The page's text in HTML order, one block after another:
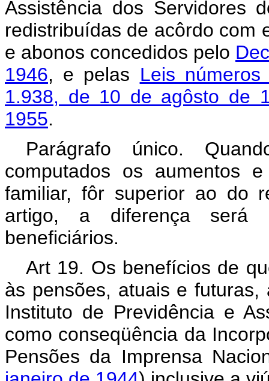
Assistência dos
redistribuídas de acôrdo com
e abonos concedidos pelo
1946, e pelas Leis
1.938, de 10 de agôsto de
1955.
Parágrafo único.
computados os aumentos
familiar, fôr superior ao do
artigo, a diferença será
beneficiários.
Art 19. Os benefícios de
às pensões, atuais e
Instituto de Previdência e
como conseqüência da
Pensões da Imprensa